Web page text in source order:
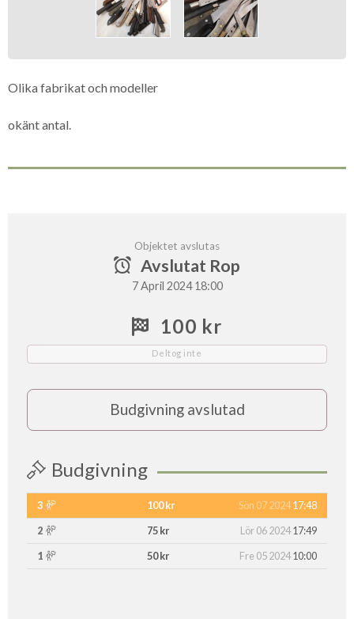
Olika fabrikat och modeller
okänt antal.
Objektet avslutas
Avslutat Rop
7 April 2024 18:00
100 kr
Deltog inte
Budgivning avslutad
Budgivning
3 100 kr Sön 07 202417:48
2
75 kr Lör 06 202417:49
1
50 kr Fre 05 202410:00